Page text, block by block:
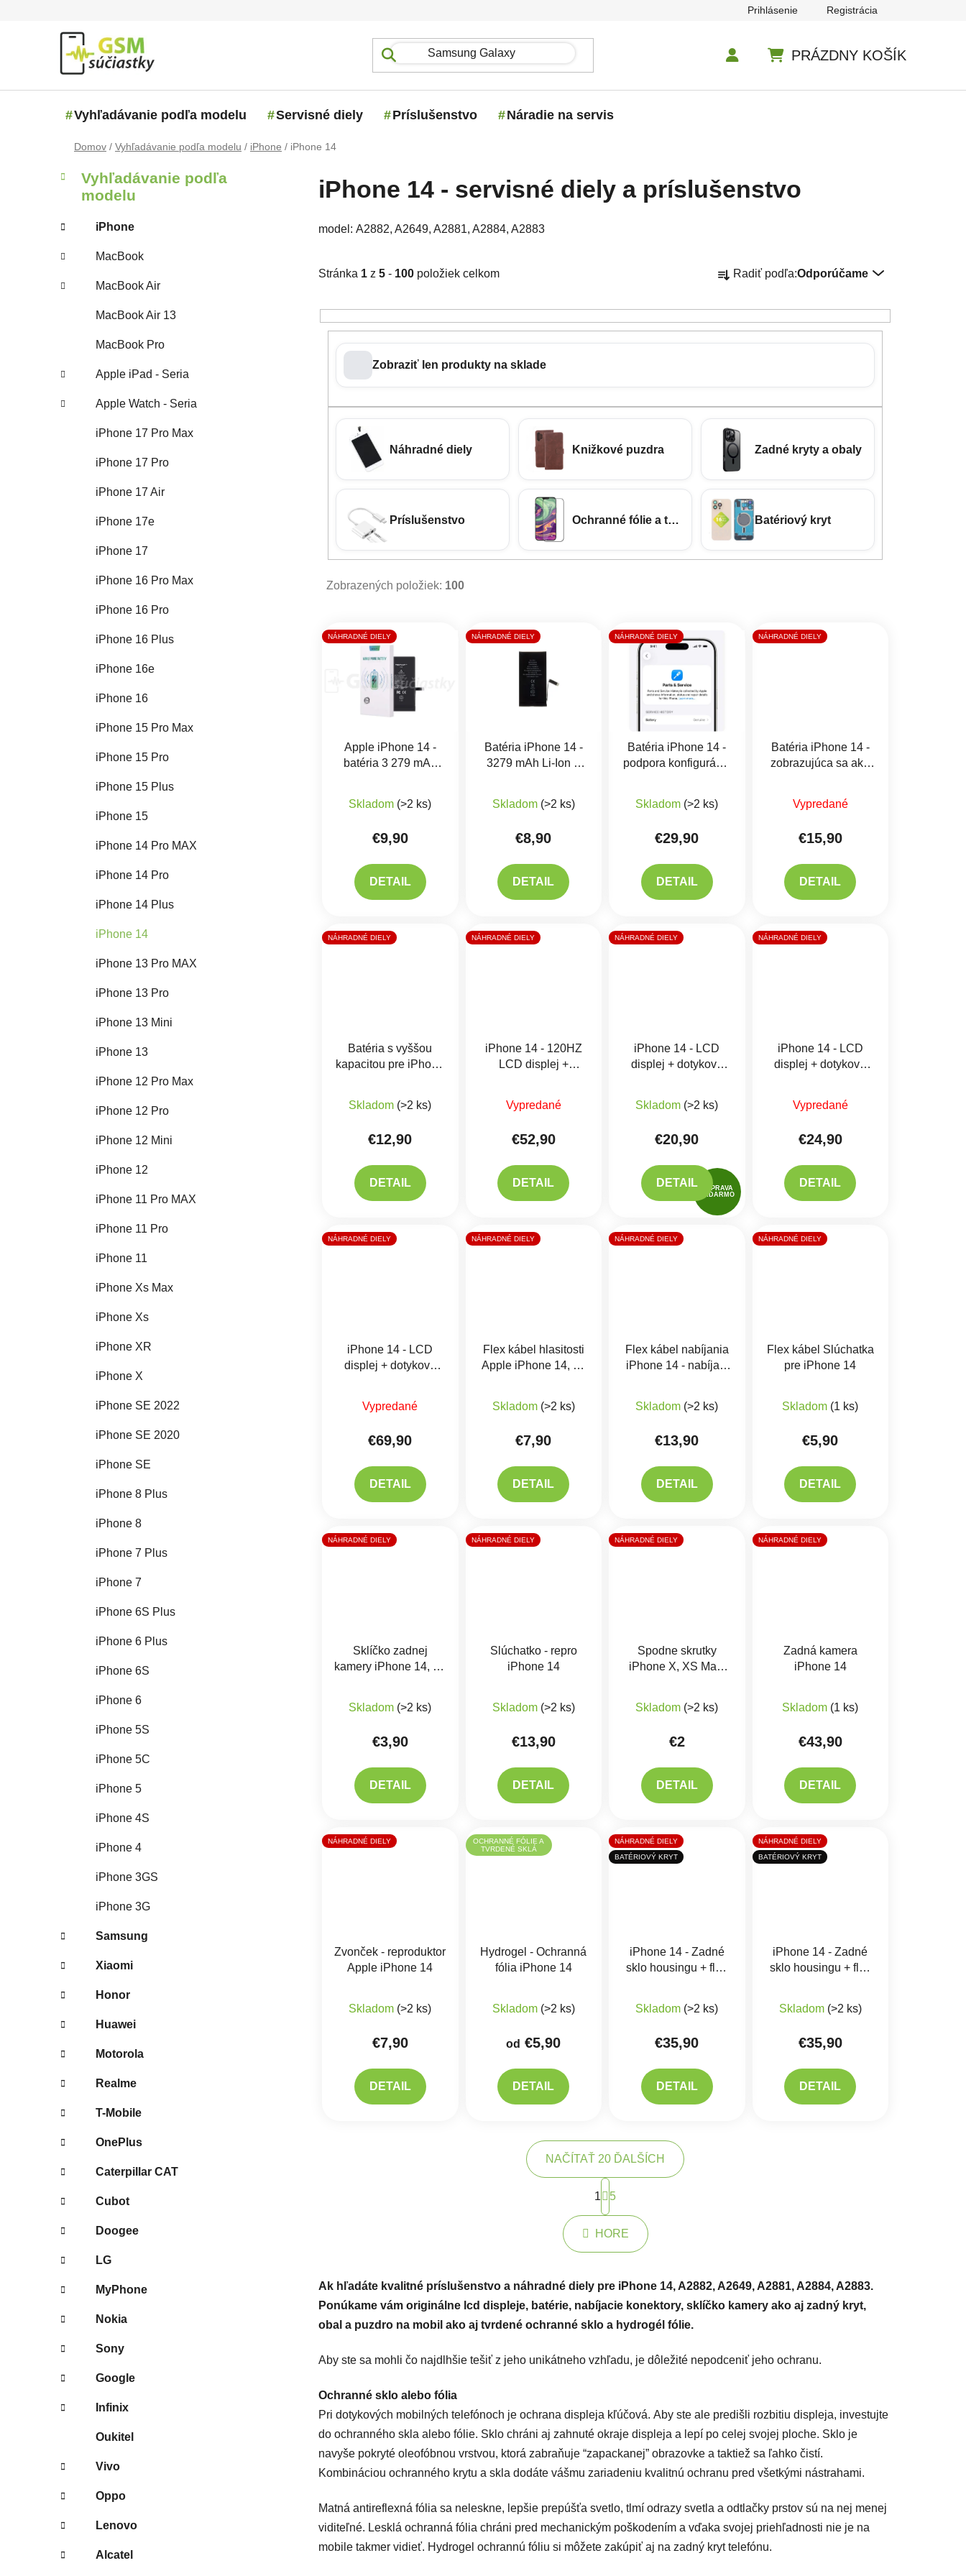
Prihlásenie Registrácia
PRÁZDNY KOŠÍK
Vyhľadávanie podľa modelu Servisné diely Príslušenstvo Náradie na servis
Domov / Vyhľadávanie podľa modelu / iPhone / iPhone 14
Bočný panel
Kategórie
Vyhľadávanie podľa
modelu
iPhone
MacBook
MacBook Air
MacBook Air 13
MacBook Pro
Apple iPad - Seria
Apple Watch - Seria
iPhone 17 Pro Max
iPhone 17 Pro
iPhone 17 Air
iPhone 17e
iPhone 17
iPhone 16 Pro Max
iPhone 16 Pro
iPhone 16 Plus
iPhone 16e
iPhone 16
iPhone 15 Pro Max
iPhone 15 Pro
iPhone 15 Plus
iPhone 15
iPhone 14 Pro MAX
iPhone 14 Pro
iPhone 14 Plus
iPhone 14
iPhone 13 Pro MAX
iPhone 13 Pro
iPhone 13 Mini
iPhone 13
iPhone 12 Pro Max
iPhone 12 Pro
iPhone 12 Mini
iPhone 12
iPhone 11 Pro MAX
iPhone 11 Pro
iPhone 11
iPhone Xs Max
iPhone Xs
iPhone XR
iPhone X
iPhone SE 2022
iPhone SE 2020
iPhone SE
iPhone 8 Plus
iPhone 8
iPhone 7 Plus
iPhone 7
iPhone 6S Plus
iPhone 6 Plus
iPhone 6S
iPhone 6
iPhone 5S
iPhone 5C
iPhone 5
iPhone 4S
iPhone 4
iPhone 3GS
iPhone 3G
Samsung
Xiaomi
Honor
Huawei
Motorola
Realme
T-Mobile
OnePlus
Caterpillar CAT
Cubot
Doogee
LG
MyPhone
Nokia
Sony
Google
Infinix
Oukitel
Vivo
Oppo
Lenovo
Alcatel
iPhone 14 - servisné diely a príslušenstvo
model: A2882, A2649, A2881, A2884, A2883
Stránka 1 z 5 - 100 položiek celkom Radiť podľa:Odporúčame
Zobraziť len produkty na sklade
Náhradné diely Knižkové puzdra Zadné kryty a obaly
Príslušenstvo Ochranné fólie a tvrdené sklá Batériový kryt
Zobrazených položiek: 100
Výpis produktov
NÁHRADNÉ DIELY
Apple iPhone 14 -
batéria 3 279 mAh
Skladom (>2 ks)
€9,90
DETAIL
NÁHRADNÉ DIELY
Batéria iPhone 14 -
3279 mAh Li-Ion +
Skladom (>2 ks)
€8,90
DETAIL
NÁHRADNÉ DIELY
Batéria iPhone 14 -
podpora konfigurácie
Skladom (>2 ks)
€29,90
DETAIL
NÁHRADNÉ DIELY
Batéria iPhone 14 -
zobrazujúca sa ako
Vypredané
€15,90
DETAIL
NÁHRADNÉ DIELY
Batéria s vyššou
kapacitou pre iPhone
Skladom (>2 ks)
€12,90
DETAIL
NÁHRADNÉ DIELY
iPhone 14 - 120HZ
LCD displej +
Vypredané
€52,90
DETAIL
NÁHRADNÉ DIELY
DOPRAVA
ZADARMO
iPhone 14 - LCD
displej + dotykové
Skladom (>2 ks)
€20,90
DETAIL
NÁHRADNÉ DIELY
iPhone 14 - LCD
displej + dotykové
Vypredané
€24,90
DETAIL
NÁHRADNÉ DIELY
iPhone 14 - LCD
displej + dotykové
Vypredané
€69,90
DETAIL
NÁHRADNÉ DIELY
Flex kábel hlasitosti
Apple iPhone 14, 14
Skladom (>2 ks)
€7,90
DETAIL
NÁHRADNÉ DIELY
Flex kábel nabíjania
iPhone 14 - nabíjací
Skladom (>2 ks)
€13,90
DETAIL
NÁHRADNÉ DIELY
Flex kábel Slúchatka
pre iPhone 14
Skladom (1 ks)
€5,90
DETAIL
NÁHRADNÉ DIELY
Sklíčko zadnej
kamery iPhone 14, 14
Skladom (>2 ks)
€3,90
DETAIL
NÁHRADNÉ DIELY
Slúchatko - repro
iPhone 14
Skladom (>2 ks)
€13,90
DETAIL
NÁHRADNÉ DIELY
Spodne skrutky
iPhone X, XS Max,
Skladom (>2 ks)
€2
DETAIL
NÁHRADNÉ DIELY
Zadná kamera
iPhone 14
Skladom (1 ks)
€43,90
DETAIL
NÁHRADNÉ DIELY
Zvonček - reproduktor
Apple iPhone 14
Skladom (>2 ks)
€7,90
DETAIL
OCHRANNÉ FÓLIE A
TVRDENÉ SKLÁ
Hydrogel - Ochranná
fólia iPhone 14
Skladom (>2 ks)
od €5,90
DETAIL
NÁHRADNÉ DIELY
BATÉRIOVÝ KRYT
iPhone 14 - Zadné
sklo housingu + flex
Skladom (>2 ks)
€35,90
DETAIL
NÁHRADNÉ DIELY
BATÉRIOVÝ KRYT
iPhone 14 - Zadné
sklo housingu + flex
Skladom (>2 ks)
€35,90
DETAIL
Ovládacie prvky výpisu
NAČÍTAŤ 20 ĎALŠÍCH
Stránkovanie
1 5
HORE
Ak hľadáte kvalitné príslušenstvo a náhradné diely pre iPhone 14, A2882, A2649, A2881, A2884, A2883.
Ponúkame vám originálne lcd displeje, batérie, nabíjacie konektory, sklíčko kamery ako aj zadný kryt,
obal a puzdro na mobil ako aj tvrdené ochranné sklo a hydrogél fólie.
Aby ste sa mohli čo najdlhšie tešiť z jeho unikátneho vzhľadu, je dôležité nepodceniť jeho ochranu.
Ochranné sklo alebo fólia
Pri dotykových mobilných telefónoch je ochrana displeja kľúčová. Aby ste ale predišli rozbitiu displeja, investujte
do ochranného skla alebo fólie. Sklo chráni aj zahnuté okraje displeja a lepí po celej svojej ploche. Sklo je
navyše pokryté oleofóbnou vrstvou, ktorá zabraňuje “zapackanej” obrazovke a taktiež sa ľahko čistí.
Kombináciou ochranného krytu a skla dodáte vášmu zariadeniu kvalitnú ochranu pred všetkými nástrahami.
Matná antireflexná fólia sa neleskne, lepšie prepúšťa svetlo, tlmí odrazy svetla a odtlačky prstov sú na nej menej
viditeľné. Lesklá ochranná fólia chráni pred mechanickým poškodením a vďaka svojej priehľadnosti nie je na
mobile takmer vidieť. Hydrogel ochrannú fóliu si môžete zakúpiť aj na zadný kryt telefónu.